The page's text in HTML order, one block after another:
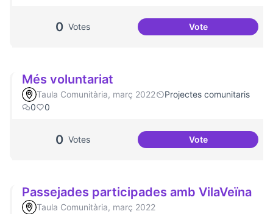
0 Votes VoteProjecte Radars
Més voluntariat
Taula Comunitària, març 2022
Projectes comunitaris
0
0
0 Votes VoteMés voluntariat
Passejades participades amb VilaVeïna
Taula Comunitària, març 2022